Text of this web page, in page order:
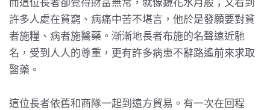
而這位長者卻覺得財富無常，就像鏡花水月般；又看到
許多人處在貧窮、病痛中苦不堪言，他於是發願要對貧
者施糧、病者施醫藥。漸漸地長者布施的名聲遠近馳
名，受到人人的尊重，更有許多病患不辭路遙前來求取
醫藥。
這位長者依舊和商隊一起到遠方貿易。有一次在回程